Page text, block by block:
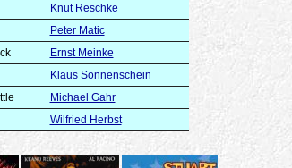
Knut Reschke
Peter Matic
Ernst Meinke
Klaus Sonnenschein
Michael Gahr
Wilfried Herbst